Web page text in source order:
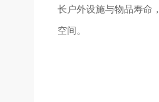
长户外设施与物品寿命
空间。